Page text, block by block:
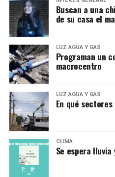
Buscan a una
de su casa el
LUZ AGUA Y GAS
Programan un
macrocentro
LUZ AGUA Y GAS
En qué
CLIMA
Se espera